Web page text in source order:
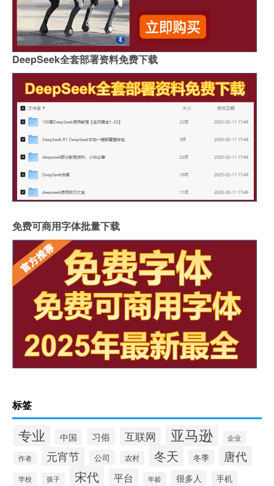
DeepSeek全套部署资料免费下载
免费可商用字体批量下载
标签
专业 中国 习俗 互联网 亚马逊 企业
作者 元宵节 公司 农村 冬天 冬季 唐代
学校 孩子 宋代 平台 年龄 很多人 手机